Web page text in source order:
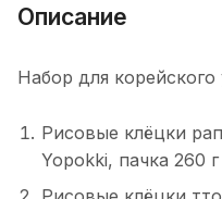
Описание
Набор для
Рисовые клёцки
Yopokki, пачка 260 г